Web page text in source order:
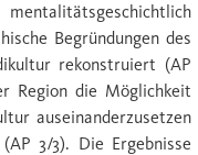
Begründungen des
rekonstruiert (AP
Region die Möglichkeit
auseinanderzusetzen
3/3). Die Ergebnisse